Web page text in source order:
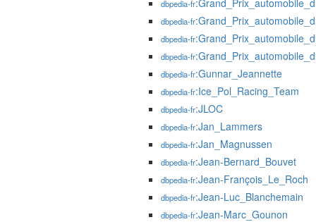
dbpedia-fr
dbpedia-fr
dbpedia-fr
dbpedia-fr
dbpedia-fr:Gunnar_Jeannette
dbpedia-fr:Ice_Pol_Racing_Team
dbpedia-fr:JLOC
dbpedia-fr:Jan_Lammers
dbpedia-fr:Jan_Magnussen
dbpedia-fr:Jean-Bernard_Bouvet
dbpedia-fr:Jean-François_Le_Roch
dbpedia-fr:Jean-Luc_Blanchemain
dbpedia-fr:Jean-Marc_Gounon